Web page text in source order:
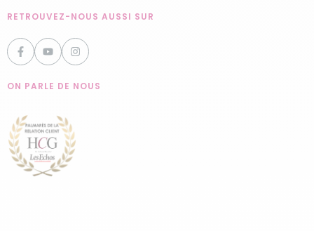
RETROUVEZ-NOUS AUSSI SUR
ON PARLE DE NOUS